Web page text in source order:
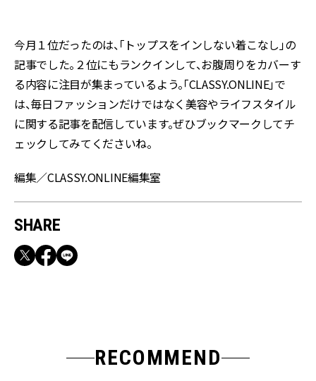
今月１位だったのは、「トップスをインしない着こなし」の
記事でした。２位にもランクインして、お腹周りをカバーす
る内容に注目が集まっているよう。「CLASSY.ONLINE」で
は、毎日ファッションだけではなく美容やライフスタイル
に関する記事を配信しています。ぜひブックマークしてチ
ェックしてみてくださいね。
編集／CLASSY.ONLINE編集室
SHARE
RECOMMEND